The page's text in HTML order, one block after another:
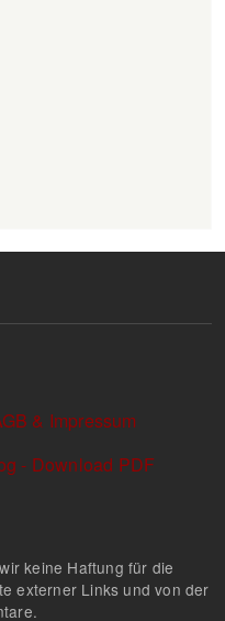
& Impressum
- Download PDF
keine Haftung für die
externer Links und von der